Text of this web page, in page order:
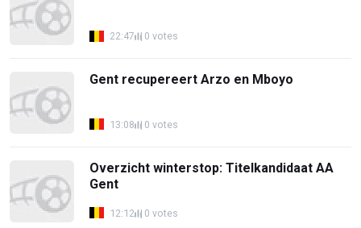
22:47 0 votes
Gent recupereert Arzo en Mboyo
13:08 0 votes
Overzicht winterstop: Titelkandidaat AA
Gent
12:12 0 votes